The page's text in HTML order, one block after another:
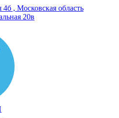
, Московская область
20в